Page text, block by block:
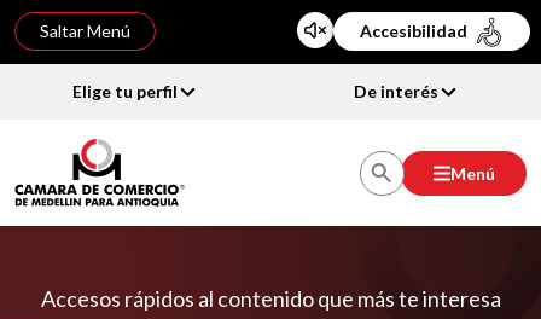
Saltar Menú Accesibilidad
Elige tu perfil De interés
Menú
Accesos rápidos al contenido que más te interesa